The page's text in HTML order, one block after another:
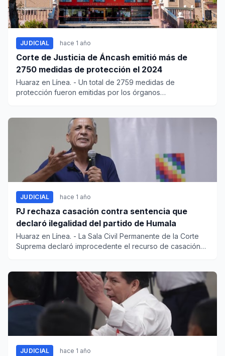
JUDICIAL hace 1 año
Corte de Justicia de Áncash emitió más de
2750 medidas de protección el 2024
Huaraz en Línea. - Un total de 2759 medidas de
protección fueron emitidas por los órganos
JUDICIAL hace 1 año
PJ rechaza casación contra sentencia que
declaró ilegalidad del partido de Humala
Huaraz en Línea. - La Sala Civil Permanente de la Corte
Suprema declaró improcedente el recurso de casación
JUDICIAL hace 1 año